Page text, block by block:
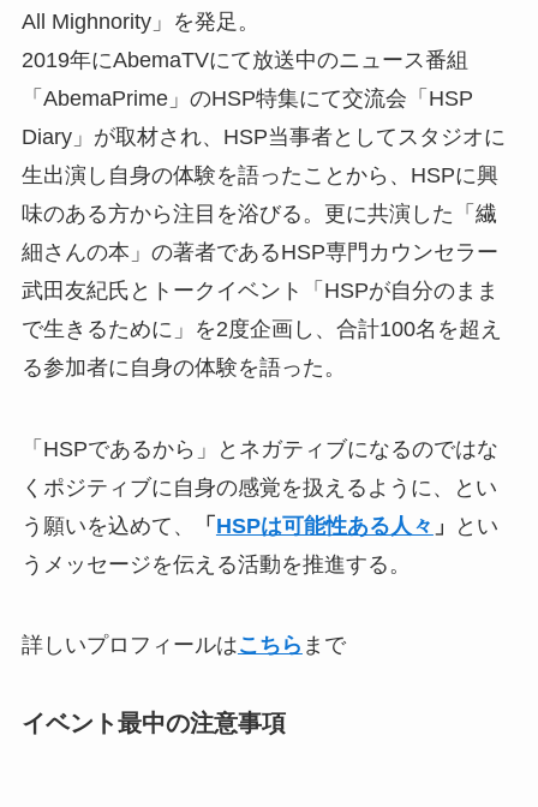
All Mighnority」を発足。
2019年にAbemaTVにて放送中のニュース番組
「AbemaPrime」のHSP特集にて交流会「HSP
Diary」が取材され、HSP当事者としてスタジオに
生出演し自身の体験を語ったことから、HSPに興
味のある方から注目を浴びる。更に共演した「繊
細さんの本」の著者であるHSP専門カウンセラー
武田友紀氏とトークイベント「HSPが自分のまま
で生きるために」を2度企画し、合計100名を超え
る参加者に自身の体験を語った。
「HSPであるから」とネガティブになるのではな
くポジティブに自身の感覚を扱えるように、とい
う願いを込めて、
「 HSPは可能性ある人々 」
とい
うメッセージを伝える活動を推進する。
詳しいプロフィールはこちら まで
イベント最中の注意事項